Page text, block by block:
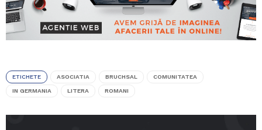
ETICHETE ASOCIATIA BRUCHSAL COMUNITATEA
IN GERMANIA LITERA ROMANI